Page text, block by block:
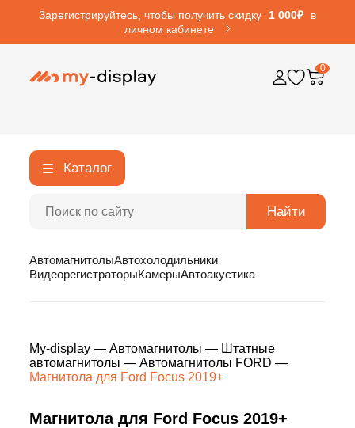
Зарегистрируйтесь, чтобы получить скидку 1 000₽
в
личном кабинете
0
Каталог
Найти
АвтомагнитолыАвтохолодильники
ВидеорегистраторыКамерыАвтоакустика
My-display — Автомагнитолы — Штатные
автомагнитолы — Автомагнитолы FORD —
Магнитола для Ford Focus 2019+
Магнитола для Ford Focus 2019+